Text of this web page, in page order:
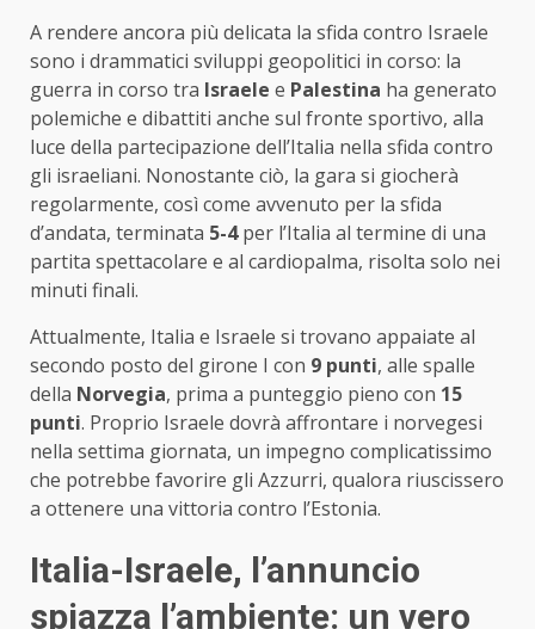
A rendere ancora più delicata la sfida contro Israele
sono i drammatici sviluppi geopolitici in corso: la
guerra in corso tra Israele e Palestina ha generato
polemiche e dibattiti anche sul fronte sportivo, alla
luce della partecipazione dell’Italia nella sfida contro
gli israeliani. Nonostante ciò, la gara si giocherà
regolarmente, così come avvenuto per la sfida
d’andata, terminata 5-4per l’Italia al termine di una
partita spettacolare e al cardiopalma, risolta solo nei
minuti finali.
Attualmente, Italia e Israele si trovano appaiate al
secondo posto del girone I con 9 punti, alle spalle
della Norvegia, prima a punteggio pieno con 15
punti. Proprio Israele dovrà affrontare i norvegesi
nella settima giornata, un impegno complicatissimo
che potrebbe favorire gli Azzurri, qualora riuscissero
a ottenere una vittoria contro l’Estonia.
Italia-Israele, l’annuncio
spiazza l’ambiente: un vero